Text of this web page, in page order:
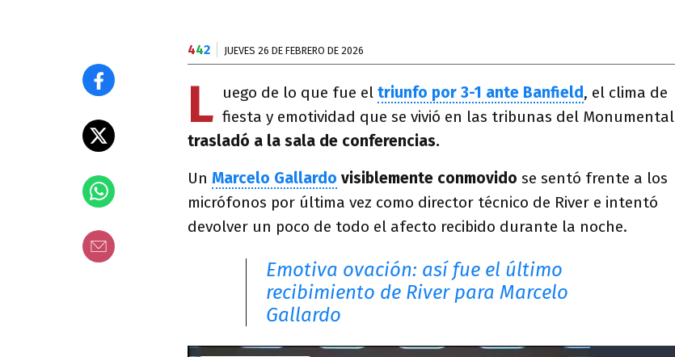
442 JUEVES 26 DE FEBRERO DE 2026
L uego de lo que fue el triunfo por 3-1 ante Banfield, el clima de
fiesta y emotividad que se vivió en las tribunas del Monumental
trasladó a la sala de conferencias.
Un Marcelo Gallardo visiblemente conmovido se sentó frente a los
micrófonos por última vez como director técnico de River e intentó
devolver un poco de todo el afecto recibido durante la noche.
Emotiva ovación: así fue el último
recibimiento de River para Marcelo
Gallardo